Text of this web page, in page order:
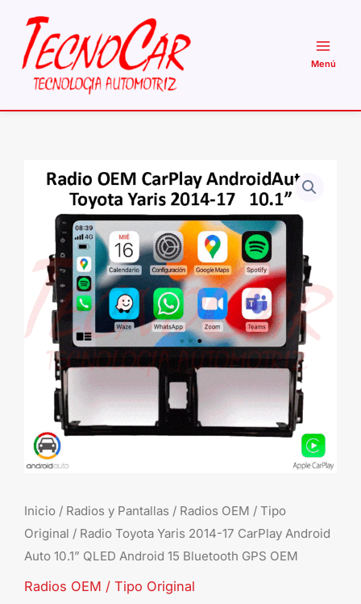
contenido
Inicio / Radios y Pantallas / Radios OEM / Tipo
Original / Radio Toyota Yaris 2014-17 CarPlay Android
Auto 10.1” QLED Android 15 Bluetooth GPS OEM
Radios OEM / Tipo Original
Radio
2014-
17
CarPlay
Android
Auto
10.1”
QLED
Android
15
Bluetooth
OEM
cantidad